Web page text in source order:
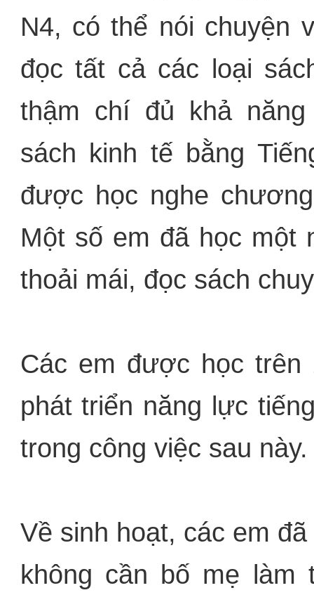
N4, có thể nói chuyện
đọc tất cả các loại
thậm chí đủ khả
sách kinh tế bằng
được học nghe
Một số em đã học một
thoải mái, đọc sách
Các em được học
phát triển năng lực
trong công việc sau này.
Về sinh hoạt, các em
không cần bố mẹ